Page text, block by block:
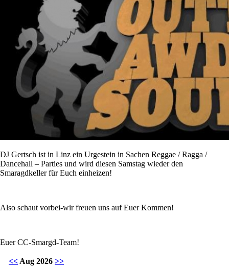
DJ Gertsch ist in Linz ein Urgestein in Sachen Reggae / Ragga /
Dancehall – Parties und wird diesen Samstag wieder den
Smaragdkeller für Euch einheizen!
Also schaut vorbei-wir freuen uns auf Euer Kommen!
Euer CC-Smargd-Team!
<< Aug 2026 >>